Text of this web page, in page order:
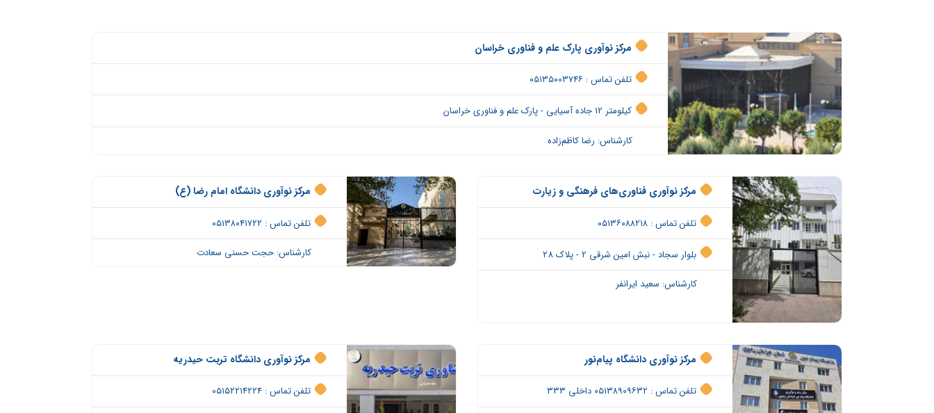
مرکز نوآوری پارک علم و فناوری خراسان
تلفن تماس : ۰۵۱۳۵۰۰۳۷۴۶
کیلومتر 12 جاده آسیایی - پارک علم و فناوری خراسان
کارشناس: رضا کاظم‌زاده
مرکز نوآوری فناوری‌های فرهنگی و زیارت
تلفن تماس : ۰۵۱۳۶۰۸۸۲۱۸
بلوار سجاد - نبش امین شرقی 2 - پلاک 28
کارشناس: سعید ایرانفر
مرکز نوآوری دانشگاه امام رضا (ع)
تلفن تماس : ۰۵۱۳۸۰۴۱۷۲۲
کارشناس: حجت حسنی سعادت
مرکز نوآوری دانشگاه پیام‌نور
تلفن تماس : ۰۵۱۳۸۹۰۹۶۳۲ داخلی ۳۳۳
مرکز نوآوری دانشگاه تربت حیدریه
تلفن تماس : ۰۵۱۵۲۲۱۴۲۲۴